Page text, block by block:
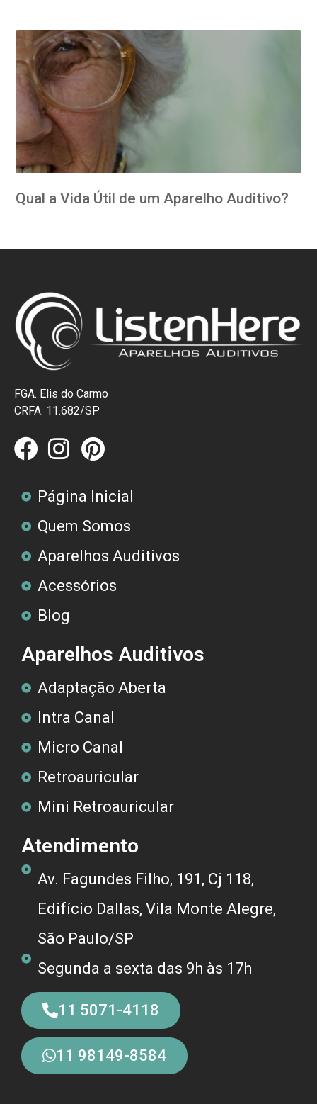
Qual a Vida Útil de um Aparelho Auditivo?
FGA. Elis do Carmo
CRFA. 11.682/SP
Página Inicial
Quem Somos
Aparelhos Auditivos
Acessórios
Blog
Aparelhos Auditivos
Adaptação Aberta
Intra Canal
Micro Canal
Retroauricular
Mini Retroauricular
Atendimento
Av. Fagundes Filho, 191, Cj 118,
Edifício Dallas, Vila Monte Alegre,
São Paulo/SP
Segunda a sexta das 9h às 17h
11 5071-4118
11 98149-8584